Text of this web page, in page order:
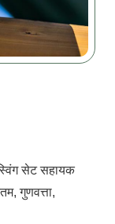
सेट सहायक
गुणवत्ता,